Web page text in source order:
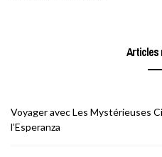
Articles
Voyager avec Les Mystérieuses
l’Esperanza